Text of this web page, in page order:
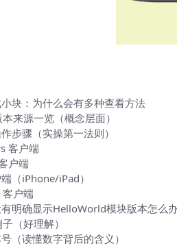
块：为什么会有多种查看方法
来源一览（概念层面）
步骤（实操第一法则）
客户端
户端
（iPhone/iPad）
户端
明确显示HelloWorld模块版本怎么
（好理解）
（读懂数字背后的含义）